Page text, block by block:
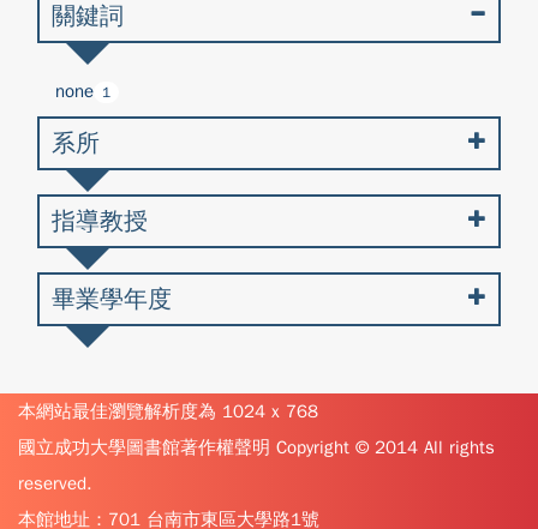
關鍵詞
none 1
系所
指導教授
畢業學年度
本網站最佳瀏覽解析度為 1024 x 768
國立成功大學圖書館著作權聲明 Copyright © 2014 All rights
reserved.
本館地址：701 台南市東區大學路1號